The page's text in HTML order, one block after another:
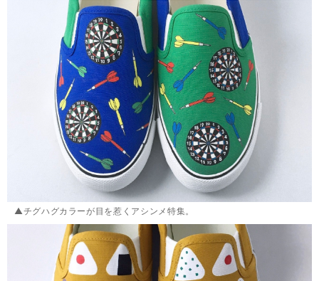
▲チグハグカラーが目を惹くアシンメ特集。